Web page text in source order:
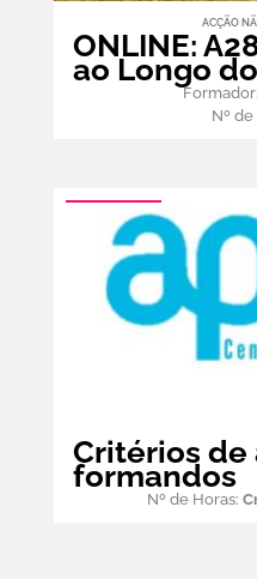
ACÇÃO
ONLINE:
ao Longo
Formador:
Nº de
Critérios de
formandos
Nº de Horas: